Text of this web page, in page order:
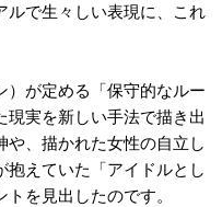
ルで生々しい表現に、これ
）が定める「保守的なルー
現実を新しい手法で描き出
や、描かれた女性の自立し
抱えていた「アイドルとし
を見出したのです。